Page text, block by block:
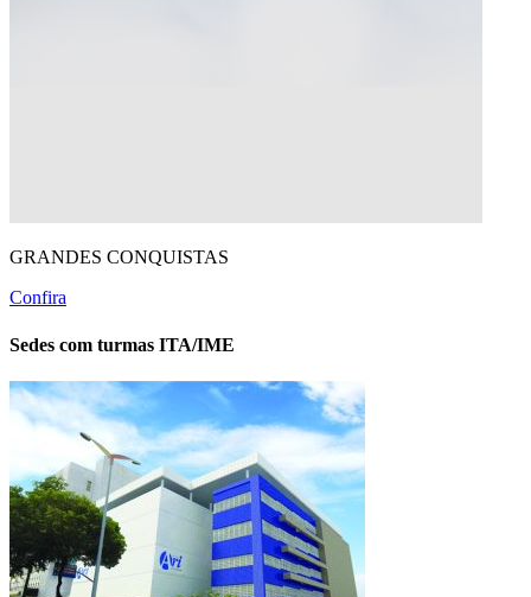
GRANDES CONQUISTAS
Confira
Sedes com turmas ITA/IME